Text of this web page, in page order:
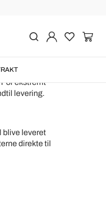
ekstremt
levering.
blive leveret
direkte til